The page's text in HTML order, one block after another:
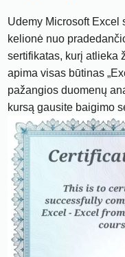
Udemy Microsoft Excel
kelionė nuo
sertifikatas, kurį atlieka
apima visas būtinas
pažangios duomenų
kursą gausite baigimo